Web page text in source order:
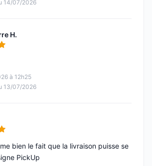
14/07/2026
H.
5
à 12h25
13/07/2026
5
bien le fait que la livraison puisse se
PickUp